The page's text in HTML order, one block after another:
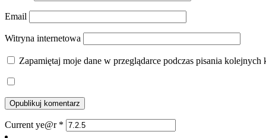
Email
Witryna internetowa
Zapamiętaj moje dane w przeglądarce podczas pisania kolejnych
Current ye@r *